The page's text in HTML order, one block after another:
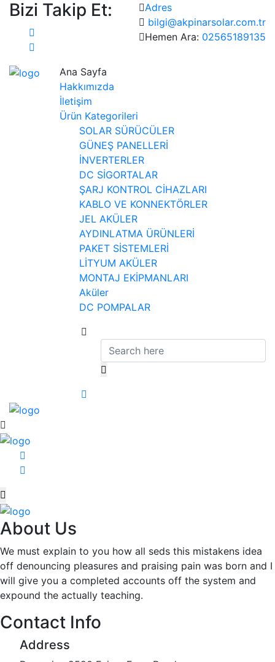
Bizi Takip Et:
Adres
bilgi@akpinarsolar.com.tr
Hemen Ara: 02565189135
Ana Sayfa
Hakkımızda
İletişim
Ürün Kategorileri
SOLAR SÜRÜCÜLER
GÜNEŞ PANELLERİ
İNVERTERLER
DC SİGORTALAR
ŞARJ KONTROL CİHAZLARI
KABLO VE KONNEKTÖRLER
JEL AKÜLER
AYDINLATMA ÜRÜNLERİ
PAKET SİSTEMLERİ
LİTYUM AKÜLER
MONTAJ EKİPMANLARI
Aküler
DC POMPALAR
About Us
We must explain to you how all seds this mistakens idea
off denouncing pleasures and praising pain was born and I
will give you a completed accounts off the system and
expound the actually teaching.
Contact Info
Address